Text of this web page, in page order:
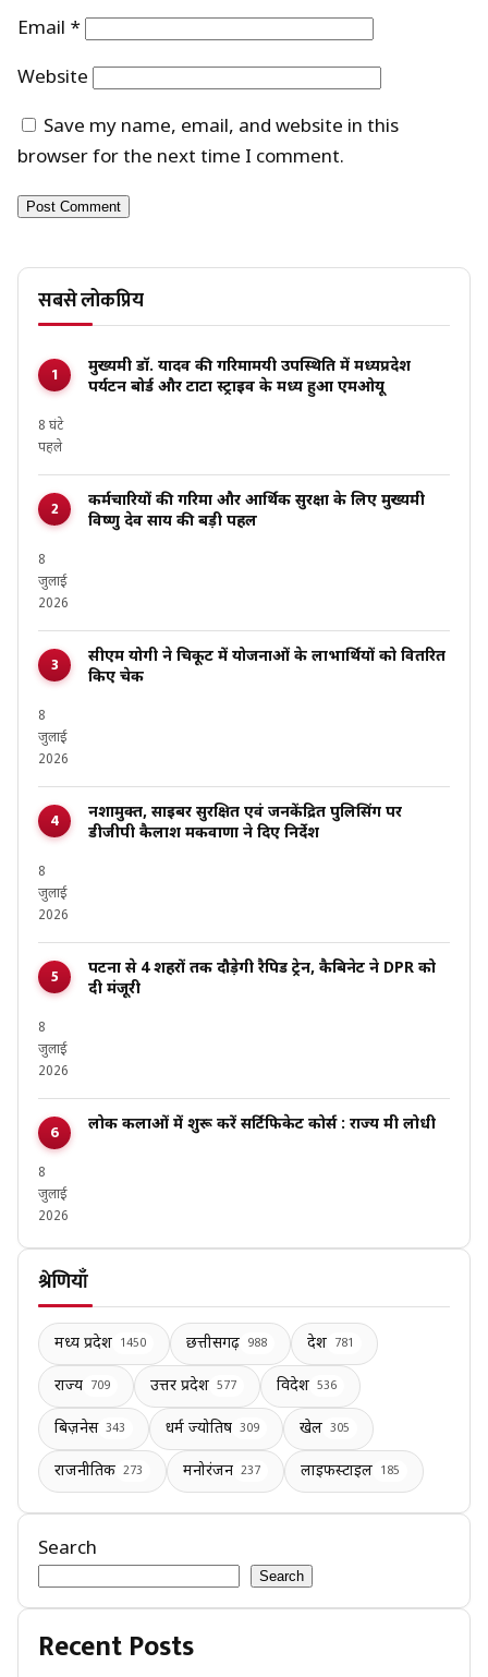
Email *
Website
Save my name, email, and website in this
browser for the next time I comment.
सबसे लोकप्रिय
मुख्यमंत्री डॉ. यादव की गरिमामयी उपस्थिति में मध्यप्रदेश
पर्यटन बोर्ड और टाटा स्ट्राइव के मध्य हुआ एमओयू
8 घंटे
पहले
कर्मचारियों की गरिमा और आर्थिक सुरक्षा के लिए मुख्यमंत्री
विष्णु देव साय की बड़ी पहल
8
जुलाई
2026
सीएम योगी ने चित्रकूट में योजनाओं के लाभार्थियों को वितरित
किए चेक
8
जुलाई
2026
नशामुक्त, साइबर सुरक्षित एवं जनकेंद्रित पुलिसिंग पर
डीजीपी कैलाश मकवाणा ने दिए निर्देश
8
जुलाई
2026
पटना से 4 शहरों तक दौड़ेगी रैपिड ट्रेन, कैबिनेट ने DPR को
दी मंजूरी
8
जुलाई
2026
लोक कलाओं में शुरू करें सर्टिफिकेट कोर्स : राज्य मंत्री लोधी
8
जुलाई
2026
श्रेणियाँ
मध्य प्रदेश 1450 छत्तीसगढ़ 988 देश 781
राज्य 709 उत्तर प्रदेश 577 विदेश 536
बिज़नेस 343 धर्म ज्योतिष 309 खेल 305
राजनीतिक 273 मनोरंजन 237 लाइफस्टाइल 185
Search
Search
Recent Posts